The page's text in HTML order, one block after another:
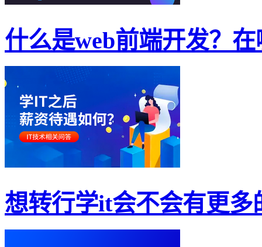
什么是web前端开发？
想转行学it会不会有更多